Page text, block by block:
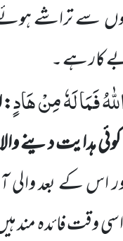
سے تراشے
کار ہے ۔
فَمَا لَهٗ مِنْ هَادٍ:
ہدایت دینے
کے بعد والی
اسی وقت فائدہ مند